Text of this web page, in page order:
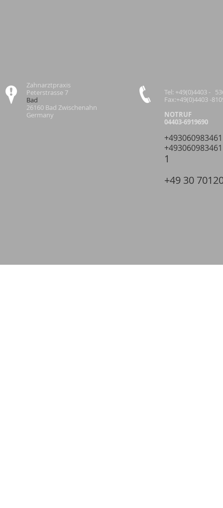
Zahnarztpraxis
Peterstrasse 7
Bad
26160 Bad Zwischenahn
Germany
Tel: +49(0)4403 -
Fax:+49(0)4403 -
NOTRUF
04403-6919690
+493060983461
+493060983461
1
+49 30